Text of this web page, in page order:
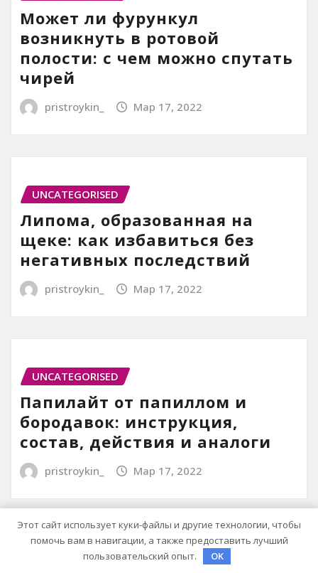
Может ли фурункул
возникнуть в ротовой
полости: с чем можно спутать
чирей
pristroykin_ Мар 17, 2022
UNCATEGORISED
Липома, образованная на
щеке: как избавиться без
негативных последствий
pristroykin_ Мар 17, 2022
UNCATEGORISED
Папилайт от папиллом и
бородавок: инструкция,
состав, действия и аналоги
pristroykin_ Мар 17, 2022
UNCATEGORISED
Этот сайт использует куки-файлы и другие технологии, чтобы
помочь вам в навигации, а также предоставить лучший
пользовательский опыт.
OK